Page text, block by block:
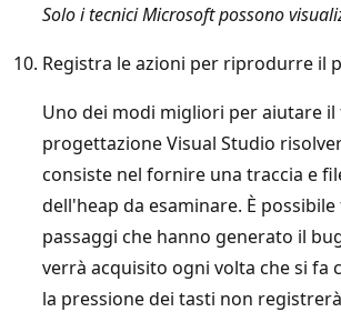
Solo i tecnici Microsoft possono
Registra le azioni per riprodurre il
Uno dei modi migliori per aiutare il
progettazione Visual Studio
consiste nel fornire una traccia e
dell'heap da esaminare. È
passaggi che hanno generato il
verrà acquisito ogni volta che si fa
la pressione dei tasti non